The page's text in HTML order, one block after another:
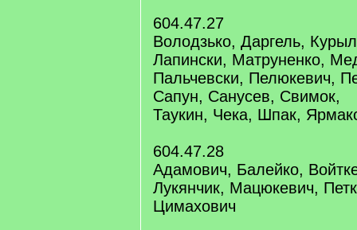
604.47.27
Володзько, Даргель,
Лапински, Матруненко,
Пальчевски, Пелюкевич,
Сапун, Санусев, Свимок,
Таукин, Чека, Шпак,
604.47.28
Адамович, Балейко,
Лукянчик, Мацюкевич,
Цимахович